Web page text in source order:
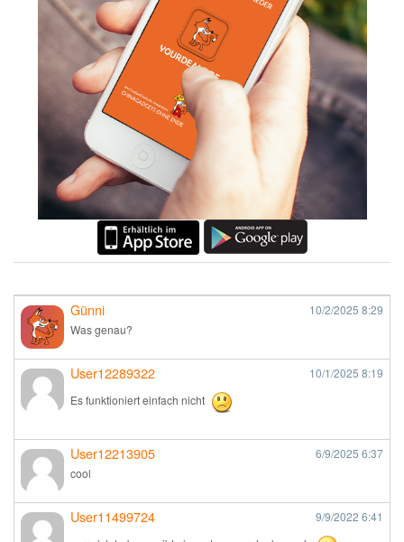
Günni 10/2/2025 8:29
Was genau?
User12289322 10/1/2025 8:19
Es funktioniert einfach nicht
User12213905 6/9/2025 6:37
cool
User11499724 9/9/2022 6:41